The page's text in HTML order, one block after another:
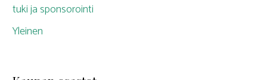
tuki ja sponsorointi
Yleinen